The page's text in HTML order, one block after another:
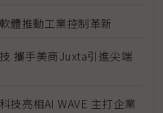
體推動工業控制革新
攜手美商Juxta引進尖端
技亮相AI WAVE 主打企業